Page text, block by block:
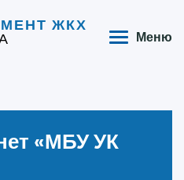
ЖКХ
Меню
«‎МБУ УК